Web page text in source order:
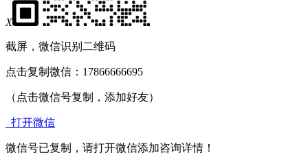
X
截屏，微信识别二维码
点击复制微信：17866666695
（点击微信号复制，添加好友）
打开微信
微信号已复制，请打开微信添加咨询详情！